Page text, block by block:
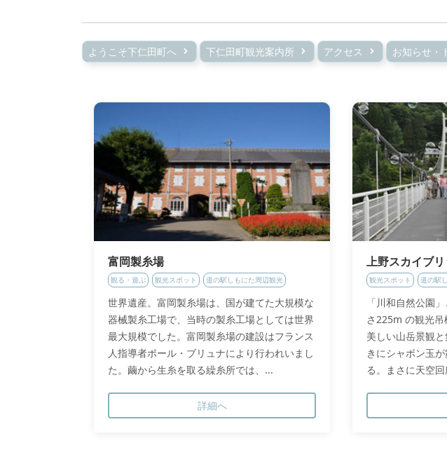
ようこそ下仁田町へ 下仁田町観光案内所 アクセス お知らせ・
富岡製糸場
観る・遊ぶ 観光スポット 道の駅しもにた周辺観光
世界遺産。富岡製糸場は、国が建てた大規模な
器械製糸工場で、当時の製糸工場としては世界
最大規模でした。富岡製糸場の建設はフランス
人指導者ポール・ブリュナにより行われいまし
た。繭から生糸を取る繰糸所では、...
詳細へ
上野スカイブ
観光スポット 道の駅
「川和自然公園
さ225m の観光
美しい山岳景観
きにシャボン玉
る。まさに天空回